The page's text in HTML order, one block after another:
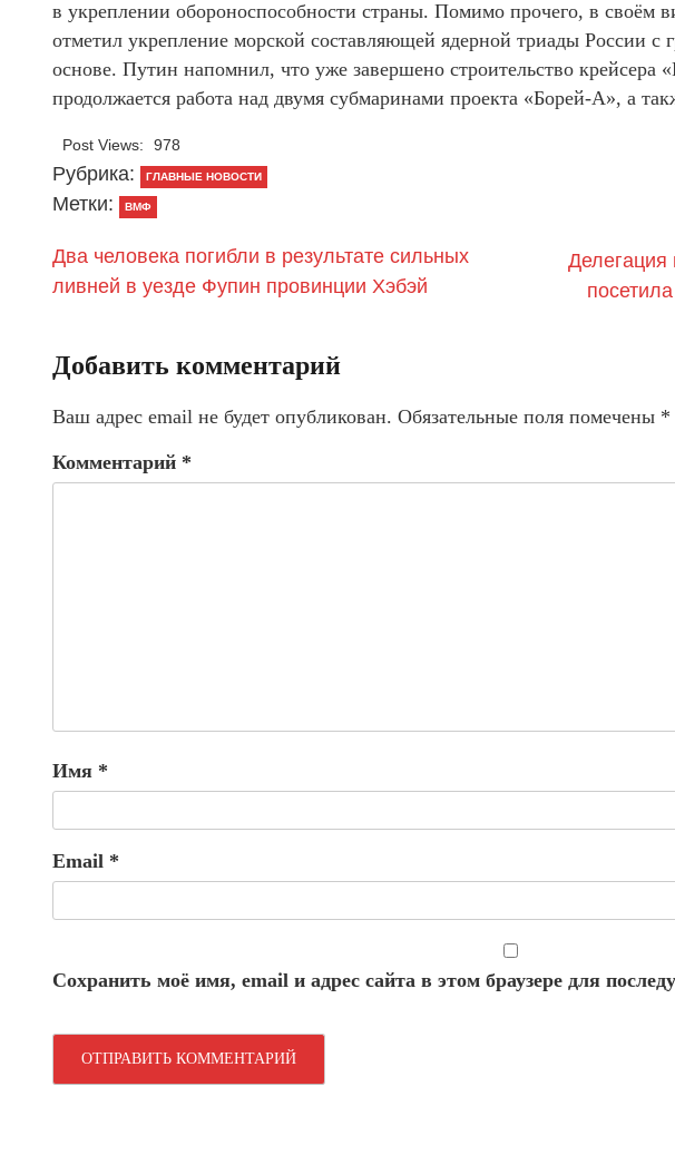
в укреплении обороноспособности страны. Помимо прочего, в своём
отметил укрепление морской составляющей ядерной триады России с
основе. Путин напомнил, что уже завершено строительство крейсера
продолжается работа над двумя субмаринами проекта «Борей-А», а
Post Views: 978
Рубрика: ГЛАВНЫЕ НОВОСТИ
Метки: ВМФ
Два человека погибли в результате сильных
ливней в уезде Фупин провинции Хэбэй
Делегация
Добавить комментарий
Ваш адрес email не будет опубликован. Обязательные поля помечены *
Комментарий *
Имя *
Email *
Сохранить моё имя, email и адрес сайта в этом браузере для